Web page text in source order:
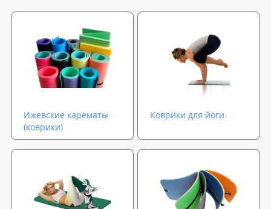
Ижевские карематы
(коврики)
Коврики для йоги